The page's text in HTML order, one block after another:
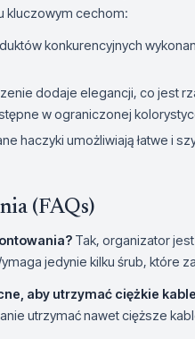
kluczowym cechom:
konkurencyjnych
dodaje elegancji, co jest
w ograniczonej
haczyki umożliwiają łatwe i
(FAQs)
Tak, organizator
jedynie kilku śrub, które
aby utrzymać ciężkie
utrzymać nawet cięższe